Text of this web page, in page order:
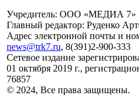
Учредитель: ООО «МЕДИА 7»
Главный редактор: Руденко
Адрес электронной почты и
news@trk7.ru, 8(391)2-900-333
Сетевое издание
01 октября 2019 г.,
76857
© 2024, Все права защищены.